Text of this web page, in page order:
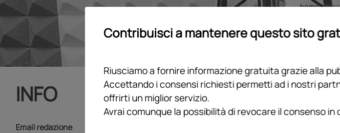
home/
INFO
Email redazione
Contribuisci a mantenere questo sito
Riusciamo a fornire informazione gratuita grazie alla
Accettando i consensi richiesti permetti ad i nostri
offrirti un miglior servizio.
Avrai comunque la possibilità di revocare il consenso in